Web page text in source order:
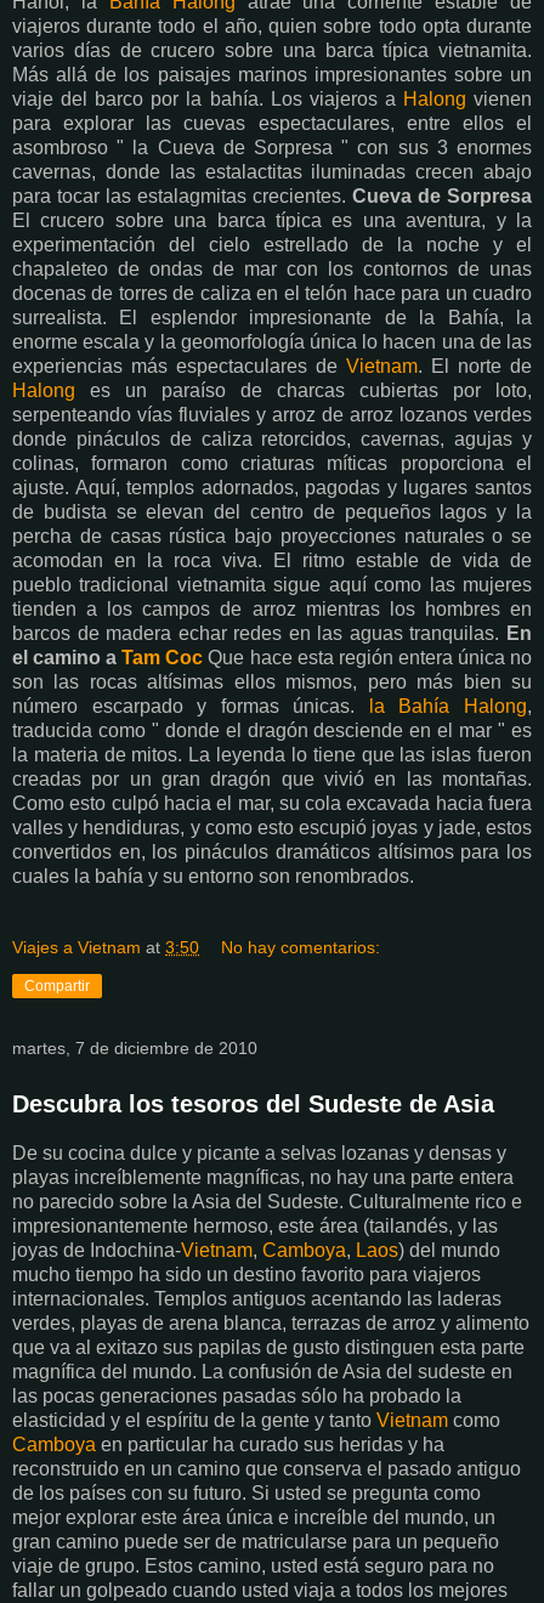
viajeros durante todo el año, quien sobre todo opta durante
varios días de crucero sobre una barca típica vietnamita.
Más allá de los paisajes marinos impresionantes sobre un
viaje del barco por la bahía. Los viajeros a Halong vienen
para explorar las cuevas espectaculares, entre ellos el
asombroso " la Cueva de Sorpresa " con sus 3 enormes
cavernas, donde las estalactitas iluminadas crecen abajo
para tocar las estalagmitas crecientes. Cueva de Sorpresa
El crucero sobre una barca típica es una aventura, y la
experimentación del cielo estrellado de la noche y el
chapaleteo de ondas de mar con los contornos de unas
docenas de torres de caliza en el telón hace para un cuadro
surrealista. El esplendor impresionante de la Bahía, la
enorme escala y la geomorfología única lo hacen una de las
experiencias más espectaculares de Vietnam. El norte de
Halong es un paraíso de charcas cubiertas por loto,
serpenteando vías fluviales y arroz de arroz lozanos verdes
donde pináculos de caliza retorcidos, cavernas, agujas y
colinas, formaron como criaturas míticas proporciona el
ajuste. Aquí, templos adornados, pagodas y lugares santos
de budista se elevan del centro de pequeños lagos y la
percha de casas rústica bajo proyecciones naturales o se
acomodan en la roca viva. El ritmo estable de vida de
pueblo tradicional vietnamita sigue aquí como las mujeres
tienden a los campos de arroz mientras los hombres en
barcos de madera echar redes en las aguas tranquilas. En
el camino aTam Coc Que hace esta región entera única no
son las rocas altísimas ellos mismos, pero más bien su
número escarpado y formas únicas.
la Bahía Halong,
traducida como " donde el dragón desciende en el mar " es
la materia de mitos. La leyenda lo tiene que las islas fueron
creadas por un gran dragón que vivió en las montañas.
Como esto culpó hacia el mar, su cola excavada hacia fuera
valles y hendiduras, y como esto escupió joyas y jade, estos
convertidos en, los pináculos dramáticos altísimos para los
cuales la bahía y su entorno son renombrados.
Viajes a Vietnam at 3:50 No hay comentarios:
Compartir
martes, 7 de diciembre de 2010
Descubra los tesoros del Sudeste de Asia
De su cocina dulce y picante a selvas lozanas y densas y
playas increíblemente magníficas, no hay una parte entera
no parecido sobre la Asia del Sudeste. Culturalmente rico e
impresionantemente hermoso, este área (tailandés, y las
joyas de Indochina-Vietnam, Camboya, Laos) del mundo
mucho tiempo ha sido un destino favorito para viajeros
internacionales. Templos antiguos acentando las laderas
verdes, playas de arena blanca, terrazas de arroz y alimento
que va al exitazo sus papilas de gusto distinguen esta parte
magnífica del mundo. La confusión de Asia del sudeste en
las pocas generaciones pasadas sólo ha probado la
elasticidad y el espíritu de la gente y tanto Vietnam como
Camboya en particular ha curado sus heridas y ha
reconstruido en un camino que conserva el pasado antiguo
de los países con su futuro. Si usted se pregunta como
mejor explorar este área única e increíble del mundo, un
gran camino puede ser de matricularse para un pequeño
viaje de grupo. Estos camino, usted está seguro para no
fallar un golpeado cuando usted viaja a todos los mejores